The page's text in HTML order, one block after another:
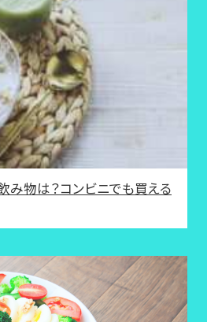
み物は？コンビニでも買える